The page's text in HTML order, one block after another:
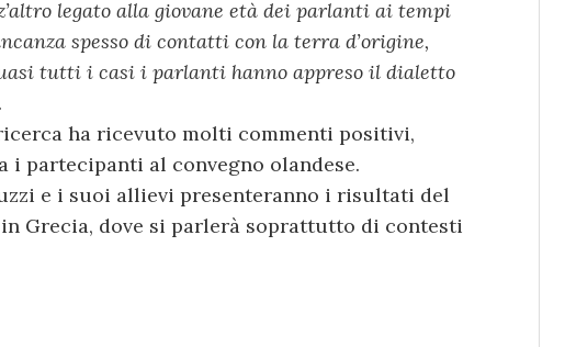
legato alla giovane età dei parlanti ai tempi
spesso di contatti con la terra d’origine,
tutti i casi i parlanti hanno appreso il dialetto
ha ricevuto molti commenti positivi,
i partecipanti al convegno olandese.
e i suoi allievi presenteranno i risultati del
Grecia, dove si parlerà soprattutto di contesti